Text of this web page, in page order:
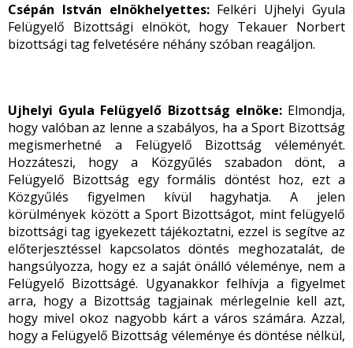
Csépán István elnökhelyettes: Felkéri Ujhelyi Gyula
Felügyelő Bizottsági elnököt, hogy Tekauer Norbert
bizottsági tag felvetésére néhány szóban reagáljon.
Ujhelyi Gyula Felügyelő Bizottság elnöke: Elmondja,
hogy valóban az lenne a szabályos, ha a Sport Bizottság
megismerhetné a Felügyelő Bizottság véleményét.
Hozzáteszi, hogy a Közgyűlés szabadon dönt, a
Felügyelő Bizottság egy formális döntést hoz, ezt a
Közgyűlés figyelmen kívül hagyhatja. A jelen
körülmények között a Sport Bizottságot, mint felügyelő
bizottsági tag igyekezett tájékoztatni, ezzel is segítve az
előterjesztéssel kapcsolatos döntés meghozatalát, de
hangsúlyozza, hogy ez a saját önálló véleménye, nem a
Felügyelő Bizottságé. Ugyanakkor felhívja a figyelmet
arra, hogy a Bizottság tagjainak mérlegelnie kell azt,
hogy mivel okoz nagyobb kárt a város számára. Azzal,
hogy a Felügyelő Bizottság véleménye és döntése nélkül,